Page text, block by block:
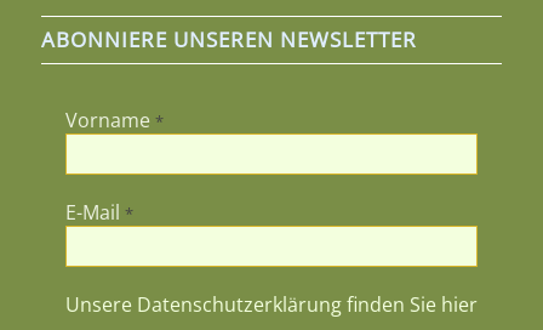
ABONNIERE UNSEREN NEWSLETTER
Vorname *
E-Mail *
Unsere Datenschutzerklärung finden Sie hier